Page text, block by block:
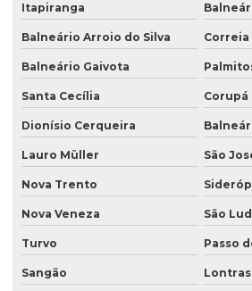
Projeto hidraulico basico
Projeto hidraulico completo
Projeto hidraulico e hidrossanitário
Projeto hidráulico loteamento
Projeto hidráulico predial
Projeto hidráulico residencial
Projeto hidraulico sobrado
Itapiranga
Balneário Arroio do Silva Correia
Balneário Gaivota
Santa Cecília Corupá
Dionísio Cerqueira
Lauro Müller São
Nova Trento
Nova Veneza São
Turvo Passo
Sangão Lontras